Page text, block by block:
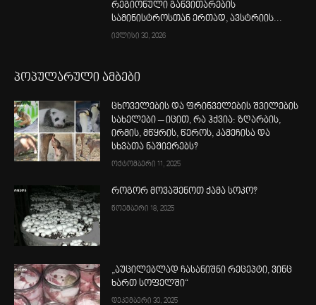
რეგიონული განვითარების
სამინისტროსთან ერთად, ავსტრიის...
ივლისი 30, 2026
პოპულარული ამბები
ცხოველების და ფრინველების შვილების
სახელები – იცით, რა ჰქვია: ზღარბის,
ირმის, მწყრის, წეროს, კამეჩისა და
სხვათა ნაშიერებს?
ოქტომბერი 11, 2025
როგორ მოვაშენოთ ქამა სოკო?
ნოემბერი 18, 2025
„აუცილებლად ჩასანიშნი რეცეპტი, ვინც
ხართ სოფელში“
დეკემბერი 30, 2025